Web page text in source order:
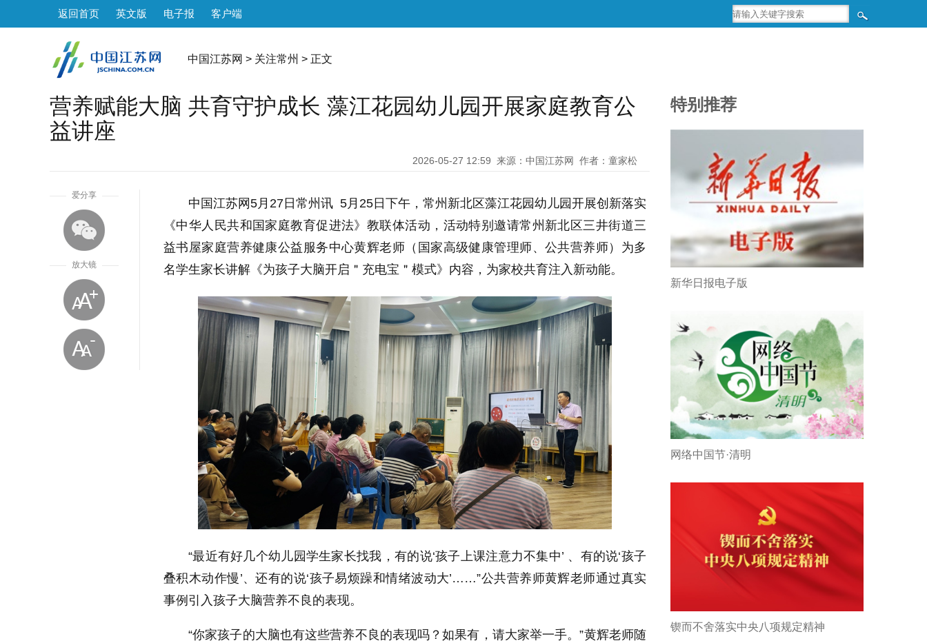
返回首页 英文版 电子报 客户端
中国江苏网 > 关注常州 > 正文
营养赋能大脑 共育守护成长 藻江花园幼儿园开展家庭教育公
益讲座
2026-05-27 12:59 来源：中国江苏网 作者：童家松
爱分享
放大镜
中国江苏网5月27日常州讯 5月25日下午，常州新北区藻江花园幼儿园开展创新落实
《中华人民共和国家庭教育促进法》教联体活动，活动特别邀请常州新北区三井街道三
益书屋家庭营养健康公益服务中心黄辉老师（国家高级健康管理师、公共营养师）为多
名学生家长讲解《为孩子大脑开启＂充电宝＂模式》内容，为家校共育注入新动能。
“最近有好几个幼儿园学生家长找我，有的说‘孩子上课注意力不集中’ 、有的说‘孩子
叠积木动作慢’、还有的说‘孩子易烦躁和情绪波动大’……”公共营养师黄辉老师通过真实
事例引入孩子大脑营养不良的表现。
“你家孩子的大脑也有这些营养不良的表现吗？如果有，请大家举一手。”黄辉老师随
特别推荐
新华日报电子版
网络中国节·清明
锲而不舍落实中央八项规定精神